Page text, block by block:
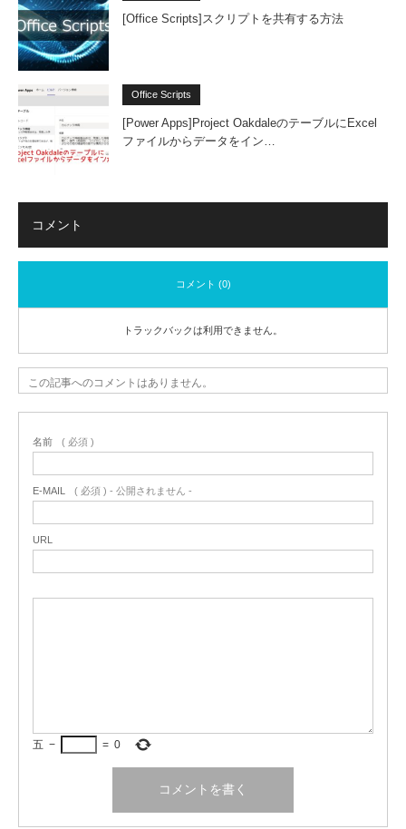
[Office Scripts]スクリプトを共有する方法
Office Scripts
[Power Apps]Project OakdaleのテーブルにExcel
ファイルからデータをイン…
コメント
コメント (0)
トラックバックは利用できません。
この記事へのコメントはありません。
名前 ( 必須 )
E-MAIL ( 必須 ) - 公開されません -
URL
五 − = 0